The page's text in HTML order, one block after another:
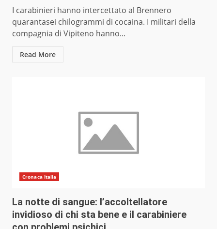
I carabinieri hanno intercettato al Brennero
quarantasei chilogrammi di cocaina. I militari della
compagnia di Vipiteno hanno...
Read More
Cronaca Italia
La notte di sangue: l’accoltellatore
invidioso di chi sta bene e il carabiniere